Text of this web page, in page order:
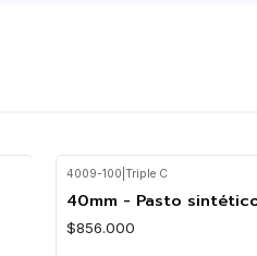
4009-100 |Triple C
40mm - Pasto
$856.000